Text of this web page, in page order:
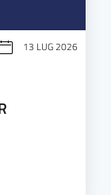
13 LUG 2026